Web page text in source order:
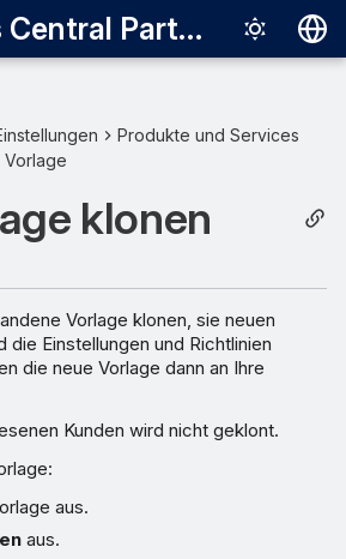
Sophos Central Partner
English
한국어
中文（繁體）
Produkte und Services
Vorlage
klonen
Vorlage klonen, sie neuen
die Einstellungen und Richtlinien
die neue Vorlage dann an Ihre
Kunden wird nicht geklont.
aus.
aus.